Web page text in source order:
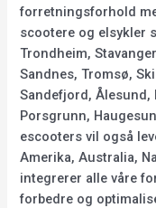
forretningsforhold
scootere og elsykler
Trondheim,
Sandnes, Tromsø,
Sandefjord, Ålesund,
Porsgrunn,
escooters vil også
Amerika, Australia,
integrerer alle våre
forbedre og